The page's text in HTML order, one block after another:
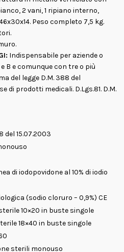
2 vani, 1 ripiano interno,
Peso completo 7,5 kg.
Indispensabile per aziende o
B e comunque con tre o più
del legge D.M. 388 del
di prodotti medicali. D.Lgs.81. D.M.
del 15.07.2003
di iodopovidone al 10% di iodio
(sodio cloruro – 0,9%) CE
10×20 in buste singole
18×40 in buste singole
sterili monouso